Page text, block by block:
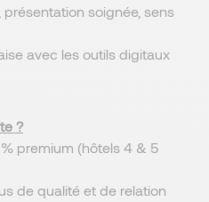
présentation soignée, sens
avec les outils digitaux
?
premium (hôtels 4 & 5
de qualité et de relation